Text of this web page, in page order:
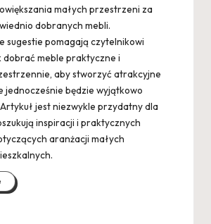
małych przestrzeni za
dobranych mebli.
sugestie pomagają czytelnikowi
dobrać meble praktyczne i
aby stworzyć atrakcyjne
jednocześnie będzie wyjątkowo
jest niezwykle przydatny dla
inspiracji i praktycznych
aranżacji małych